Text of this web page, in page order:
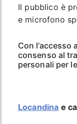
Il pubblico è
e microfono
Con l’accesso
consenso al
personali per
Locandina e